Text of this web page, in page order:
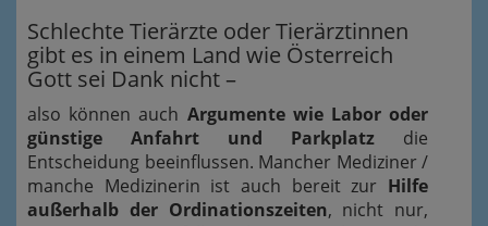
Schlechte Tierärzte oder Tierärztinnen
gibt es in einem Land wie Österreich
Gott sei Dank nicht –
also können auch Argumente wie Labor oder
günstige Anfahrt und Parkplatz die
Entscheidung beeinflussen. Mancher Mediziner /
manche Medizinerin ist auch bereit zur Hilfe
außerhalb der Ordinationszeiten, nicht nur,